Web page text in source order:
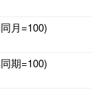
月=100)
期=100)